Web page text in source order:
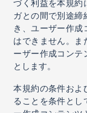
づく利益を本規約
ガとの間で別途締
き、ユーザー作成
はできません。ま
ーザー作成コンテ
とします。
本規約の条件およ
ることを条件とし